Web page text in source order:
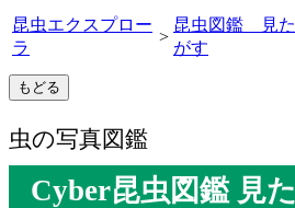
昆虫エクスプロー
ラ
>
昆虫図鑑 見た
がす
虫の写真図鑑
Cyber昆虫図鑑 見